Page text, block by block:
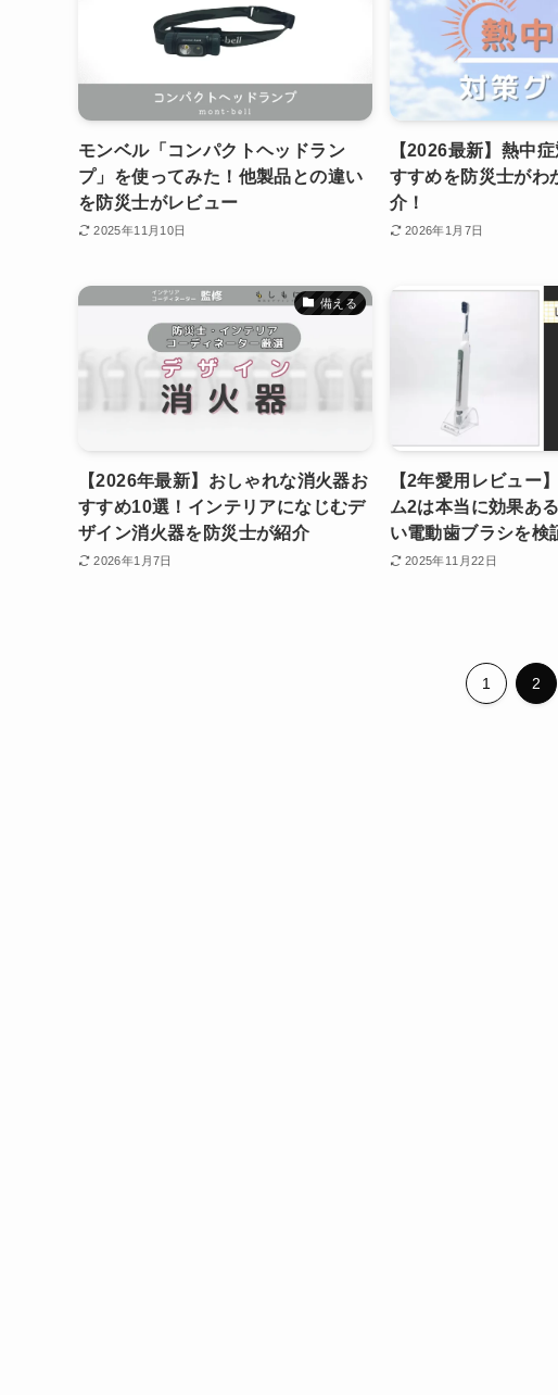
モンベル「コンパクトヘッドラン
プ」を使ってみた！他製品との違い
を防災士がレビュー
2025年11月10日
【2026最新】熱中
すすめを防災士がわ
介！
2026年1月7日
備える
【2026年最新】おしゃれな消火器お
すすめ10選！インテリアになじむデ
ザイン消火器を防災士が紹介
2026年1月7日
【2年愛用レビュー
ム2は本当に効果あ
い電動歯ブラシを検
2025年11月22日
1 2